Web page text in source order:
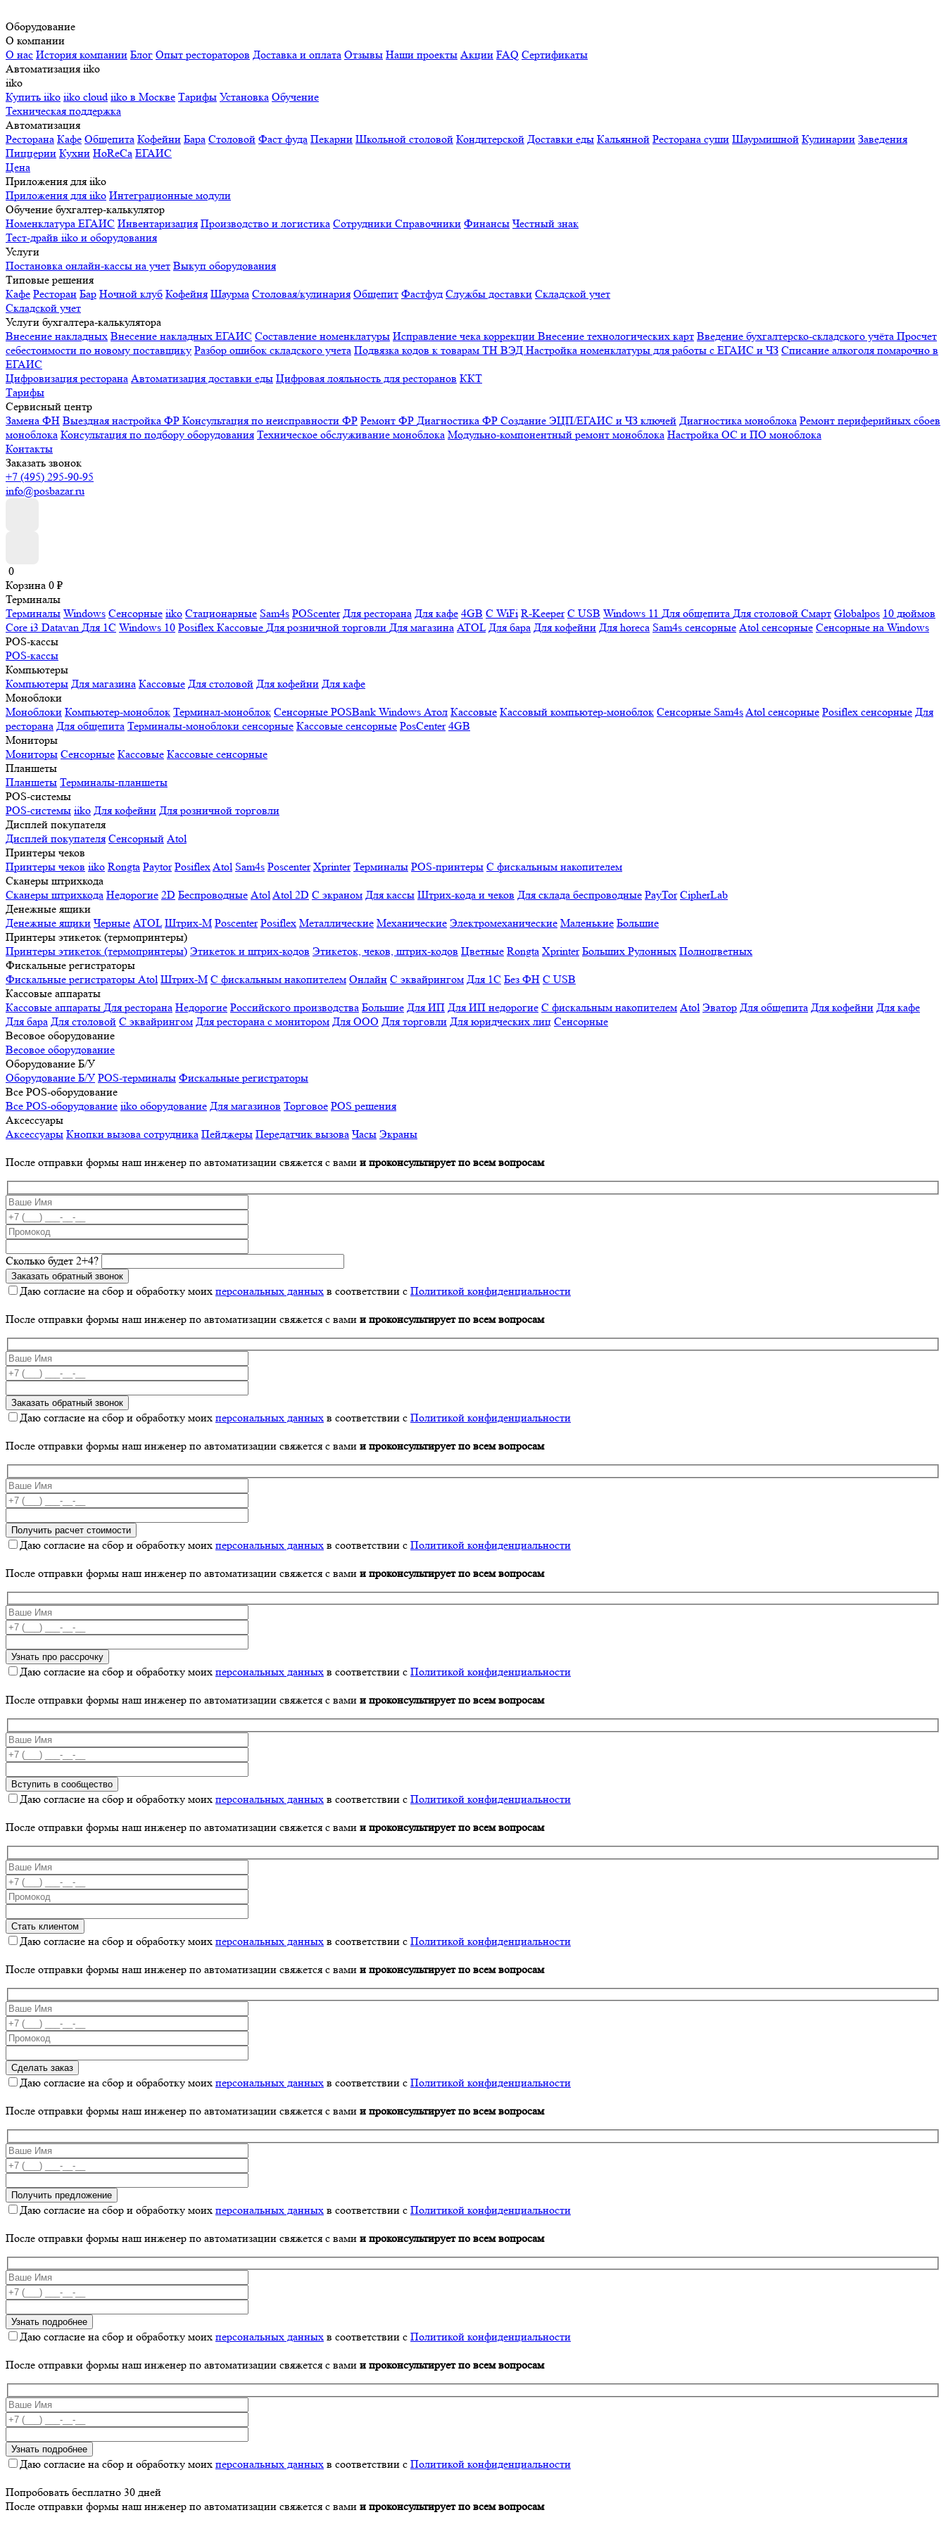
Оборудование
О компании
О нас История компании Блог Опыт рестораторов Доставка и оплата Отзывы Наши проекты Акции FAQ Сертификаты
Автоматизация iiko
iiko
Купить iiko iiko cloud iiko в Москве Тарифы Установка Обучение
Техническая поддержка
Автоматизация
Ресторана Кафе Общепита Кофейни Бара Столовой Фаст фуда Пекарни Школьной столовой Кондитерской Доставки еды Кальянной Ресторана суши Шаурмишной Кулинарии Заведения
Пиццерии Кухни HoReCa ЕГАИС
Цена
Приложения для iiko
Приложения для iiko Интеграционные модули
Обучение бухгалтер-калькулятор
Номенклатура ЕГАИС Инвентаризация Производство и логистика Сотрудники Справочники Финансы Честный знак
Тест-драйв iiko и оборудования
Услуги
Постановка онлайн-кассы на учет Выкуп оборудования
Типовые решения
Кафе Ресторан Бар Ночной клуб Кофейня Шаурма Столовая/кулинария Общепит Фастфуд Службы доставки Складской учет
Складской учет
Услуги бухгалтера-калькулятора
Внесение накладных Внесение накладных ЕГАИС Составление номенклатуры Исправление чека коррекции Внесение технологических карт Введение бухгалтерско-складского учёта Просчет
себестоимости по новому поставщику Разбор ошибок складского учета Подвязка кодов к товарам ТН ВЭД Настройка номенклатуры для работы с ЕГАИС и ЧЗ Списание алкоголя помарочно в
ЕГАИС
Цифровизация ресторана Автоматизация доставки еды Цифровая лояльность для ресторанов ККТ
Тарифы
Сервисный центр
Замена ФН Выездная настройка ФР Консультация по неисправности ФР Ремонт ФР Диагностика ФР Создание ЭЦП/ЕГАИС и ЧЗ ключей Диагностика моноблока Ремонт периферийных сбоев
моноблока Консультация по подбору оборудования Техническое обслуживание моноблока Модульно-компонентный ремонт моноблока Настройка ОС и ПО моноблока
Контакты
Заказать звонок
+7 (495) 295-90-95
info@posbazar.ru
0
Корзина 0 ₽
Терминалы
Терминалы Windows Сенсорные iiko Стационарные Sam4s POScenter Для ресторана Для кафе 4GB С WiFi R-Keeper С USB Windows 11 Для общепита Для столовой Смарт Globalpos 10 дюймов
Core i3 Datavan Для 1С Windows 10 Posiflex Кассовые Для розничной торговли Для магазина ATOL Для бара Для кофейни Для horeca Sam4s сенсорные Atol сенсорные Сенсорные на Windows
POS-кассы
POS-кассы
Компьютеры
Компьютеры Для магазина Кассовые Для столовой Для кофейни Для кафе
Моноблоки
Моноблоки Компьютер-моноблок Терминал-моноблок Сенсорные POSBank Windows Атол Кассовые Кассовый компьютер-моноблок Сенсорные Sam4sAtol сенсорные Posiflex сенсорные Для
ресторана Для общепита Терминалы-моноблоки сенсорные Кассовые сенсорные PosCenter 4GB
Мониторы
Мониторы Сенсорные Кассовые Кассовые сенсорные
Планшеты
Планшеты Терминалы-планшеты
POS-системы
POS-системы iiko Для кофейни Для розничной торговли
Дисплей покупателя
Дисплей покупателя Сенсорный Atol
Принтеры чеков
Принтеры чеков iiko Rongta Paytor PosiflexAtol Sam4s Poscenter Xprinter Терминалы POS-принтеры С фискальным накопителем
Сканеры штрихкода
Сканеры штрихкода Недорогие 2D Беспроводные AtolAtol 2D С экраном Для кассы Штрих-кода и чеков Для склада беспроводные PayTor CipherLab
Денежные ящики
Денежные ящики Черные ATOL Штрих-М Poscenter Posiflex Металлические Механические Электромеханические Маленькие Большие
Принтеры этикеток (термопринтеры)
Принтеры этикеток (термопринтеры) Этикеток и штрих-кодов Этикеток, чеков, штрих-кодов Цветные Rongta Xprinter Больших Рулонных Полноцветных
Фискальные регистраторы
Фискальные регистраторы Atol Штрих-М С фискальным накопителем Онлайн С эквайрингом Для 1С Без ФН С USB
Кассовые аппараты
Кассовые аппараты Для ресторана Недорогие Российского производства Большие Для ИП Для ИП недорогие С фискальным накопителем Atol Эватор Для общепита Для кофейни Для кафе
Для бара Для столовой С эквайрингом Для ресторана с монитором Для ООО Для торговли Для юридческих лиц Сенсорные
Весовое оборудование
Весовое оборудование
Оборудование Б/У
Оборудование Б/У POS-терминалы Фискальные регистраторы
Все POS-оборудование
Все POS-оборудование iiko оборудование Для магазинов Торговое POS решения
Аксессуары
Аксессуары Кнопки вызова сотрудника Пейджеры Передатчик вызова Часы Экраны
После отправки формы наш инженер по автоматизации свяжется с вами и проконсультирует по всем вопросам
Сколько будет 2+4?
Даю согласие на сбор и обработку моих персональных данных в соответствии с Политикой конфиденциальности
После отправки формы наш инженер по автоматизации свяжется с вами и проконсультирует по всем вопросам
Даю согласие на сбор и обработку моих персональных данных в соответствии с Политикой конфиденциальности
После отправки формы наш инженер по автоматизации свяжется с вами и проконсультирует по всем вопросам
Даю согласие на сбор и обработку моих персональных данных в соответствии с Политикой конфиденциальности
После отправки формы наш инженер по автоматизации свяжется с вами и проконсультирует по всем вопросам
Даю согласие на сбор и обработку моих персональных данных в соответствии с Политикой конфиденциальности
После отправки формы наш инженер по автоматизации свяжется с вами и проконсультирует по всем вопросам
Даю согласие на сбор и обработку моих персональных данных в соответствии с Политикой конфиденциальности
После отправки формы наш инженер по автоматизации свяжется с вами и проконсультирует по всем вопросам
Даю согласие на сбор и обработку моих персональных данных в соответствии с Политикой конфиденциальности
После отправки формы наш инженер по автоматизации свяжется с вами и проконсультирует по всем вопросам
Даю согласие на сбор и обработку моих персональных данных в соответствии с Политикой конфиденциальности
После отправки формы наш инженер по автоматизации свяжется с вами и проконсультирует по всем вопросам
Даю согласие на сбор и обработку моих персональных данных в соответствии с Политикой конфиденциальности
После отправки формы наш инженер по автоматизации свяжется с вами и проконсультирует по всем вопросам
Даю согласие на сбор и обработку моих персональных данных в соответствии с Политикой конфиденциальности
После отправки формы наш инженер по автоматизации свяжется с вами и проконсультирует по всем вопросам
Даю согласие на сбор и обработку моих персональных данных в соответствии с Политикой конфиденциальности
Попробовать бесплатно 30 дней
После отправки формы наш инженер по автоматизации свяжется с вами и проконсультирует по всем вопросам